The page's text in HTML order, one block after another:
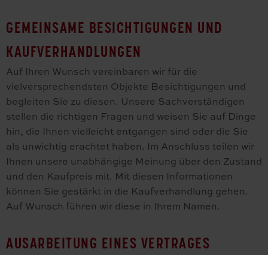
GEMEINSAME BESICHTIGUNGEN UND
KAUFVERHANDLUNGEN
Auf Ihren Wunsch vereinbaren wir für die
vielversprechendsten Objekte Besichtigungen und
begleiten Sie zu diesen. Unsere Sachverständigen
stellen die richtigen Fragen und weisen Sie auf Dinge
hin, die Ihnen vielleicht entgangen sind oder die Sie
als unwichtig erachtet haben. Im Anschluss teilen wir
Ihnen unsere unabhängige Meinung über den Zustand
und den Kaufpreis mit. Mit diesen Informationen
können Sie gestärkt in die Kaufverhandlung gehen.
Auf Wunsch führen wir diese in Ihrem Namen.
AUSARBEITUNG EINES VERTRAGES